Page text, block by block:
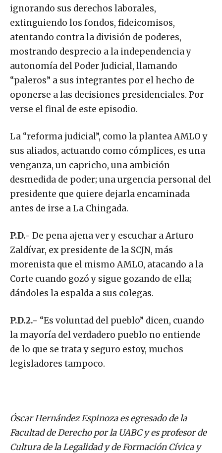
ignorando sus derechos laborales,
extinguiendo los fondos, fideicomisos,
atentando contra la división de poderes,
mostrando desprecio a la independencia y
autonomía del Poder Judicial, llamando
“paleros” a sus integrantes por el hecho de
oponerse a las decisiones presidenciales. Por
verse el final de este episodio.
La “reforma judicial”, como la plantea AMLO y
sus aliados, actuando como cómplices, es una
venganza, un capricho, una ambición
desmedida de poder; una urgencia personal del
presidente que quiere dejarla encaminada
antes de irse a La Chingada.
P.D.- De pena ajena ver y escuchar a Arturo
Zaldívar, ex presidente de la SCJN, más
morenista que el mismo AMLO, atacando a la
Corte cuando gozó y sigue gozando de ella;
dándoles la espalda a sus colegas.
P.D.2.- “Es voluntad del pueblo” dicen, cuando
la mayoría del verdadero pueblo no entiende
de lo que se trata y seguro estoy, muchos
legisladores tampoco.
Óscar Hernández Espinoza es egresado de la
Facultad de Derecho por la UABC y es profesor de
Cultura de la Legalidad y de Formación Cívica y